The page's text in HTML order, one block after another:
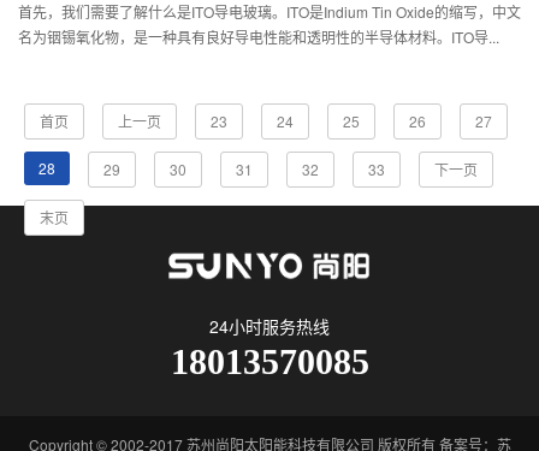
首先，我们需要了解什么是ITO导电玻璃。ITO是Indium Tin Oxide的缩写，中文
名为铟锡氧化物，是一种具有良好导电性能和透明性的半导体材料。ITO导...
首页 上一页 23 24 25 26 27
28 29 30 31 32 33 下一页
末页
24小时服务热线
18013570085
Copyright © 2002-2017 苏州尚阳太阳能科技有限公司 版权所有 备案号： 苏